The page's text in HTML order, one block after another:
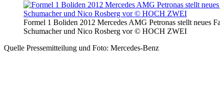
Formel 1 Boliden 2012 Mercedes AMG Petronas stellt neues
Schumacher und Nico Rosberg vor © HOCH ZWEI
Quelle Pressemitteilung und Foto: Mercedes-Benz